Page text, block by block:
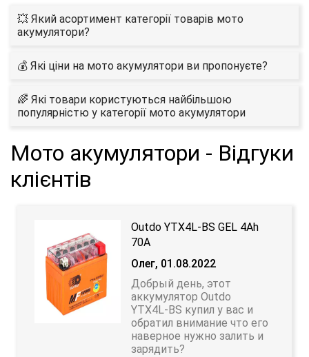
💥 Який асортимент категорії товарів мото
акумулятори?
💰 Які ціни на мото акумулятори ви пропонуєте?
🌈 Які товари користуються найбільшою
популярністю у категорії мото акумулятори
Мото акумулятори - Відгуки
клієнтів
Outdo YTX4L-BS GEL 4Аh
70А
Олег, 01.08.2022
Добрый день, этот
аккумулятор Outdo
YTX4L-BS купил у вас и
обратил внимание что его
наверное нужно залить и
зарядить?